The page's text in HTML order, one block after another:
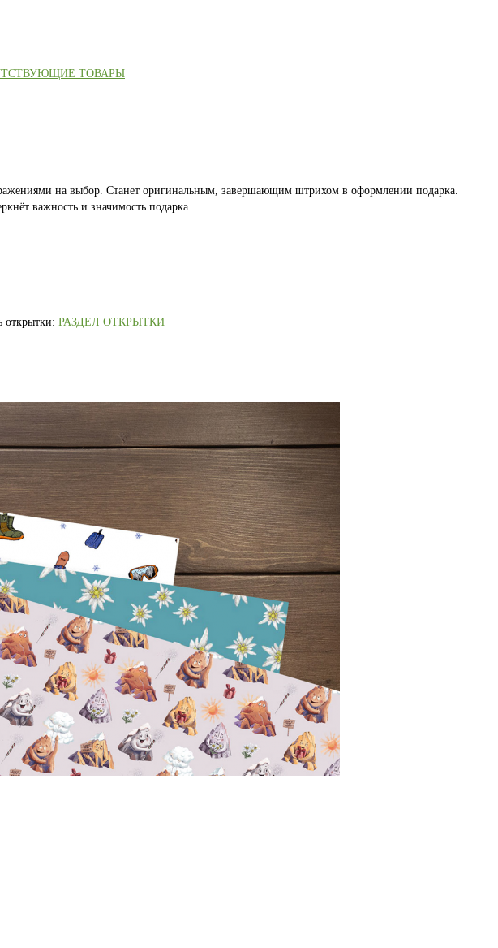
ТОВАРЫ
на выбор. Станет оригинальным, завершающим штрихом в оформлении подарка.
важность и значимость подарка.
открытки: РАЗДЕЛ ОТКРЫТКИ